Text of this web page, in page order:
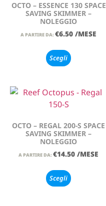
OCTO – ESSENCE 130 SPACE
SAVING SKIMMER –
NOLEGGIO
A PARTIRE DA: €6.50 /MESE
Scegli
OCTO – REGAL 200-S SPACE
SAVING SKIMMER –
NOLEGGIO
A PARTIRE DA: €14.50 /MESE
Scegli